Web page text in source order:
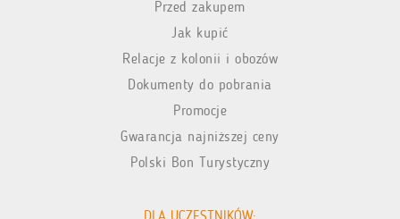
Przed zakupem
Jak kupić
Relacje z kolonii i obozów
Dokumenty do pobrania
Promocje
Gwarancja najniższej ceny
Polski Bon Turystyczny